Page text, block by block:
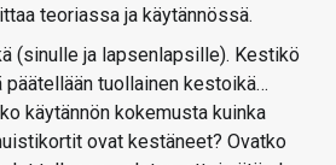
teoriassa ja käytännössä.
(sinulle ja lapsenlapsille). Kestikö
tuollainen kestoikä…
käytännön kokemusta kuinka
ovat kestäneet? Ovatko